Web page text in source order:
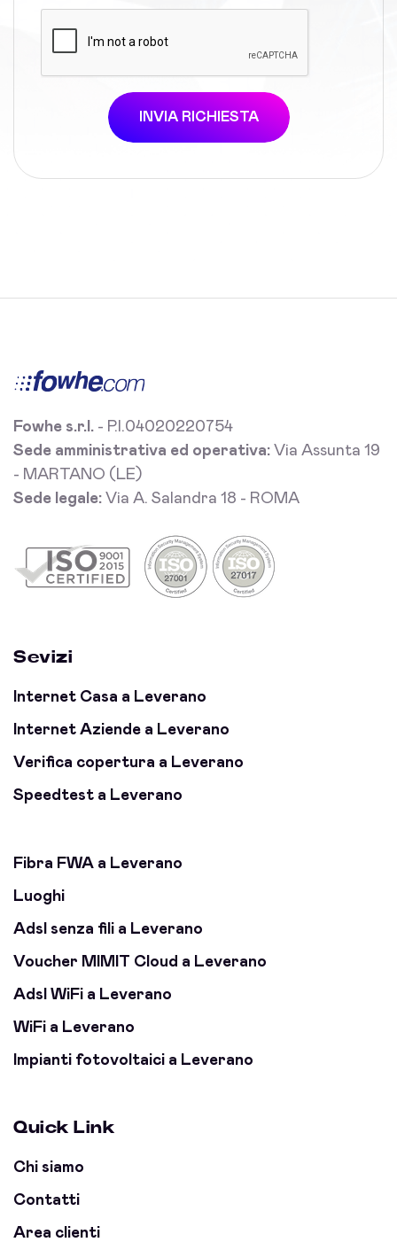
INVIA RICHIESTA
Fowhe s.r.l. - P.I.04020220754
Sede amministrativa ed operativa: Via Assunta 19
- MARTANO (LE)
Sede legale: Via A. Salandra 18 - ROMA
Sevizi
Internet Casa a Leverano
Internet Aziende a Leverano
Verifica copertura a Leverano
Speedtest a Leverano
Fibra FWA a Leverano
Luoghi
Adsl senza fili a Leverano
Voucher MIMIT Cloud a Leverano
Adsl WiFi a Leverano
WiFi a Leverano
Impianti fotovoltaici a Leverano
Quick Link
Chi siamo
Contatti
Area clienti